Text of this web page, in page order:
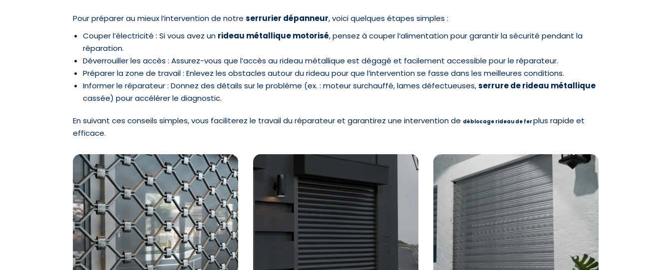
Pour préparer au mieux l’intervention de notre serrurier dépanneur, voici quelques étapes simples :
Couper l’électricité : Si vous avez un rideau métallique motorisé, pensez à couper l’alimentation pour garantir la sécurité pendant la
réparation.
Déverrouiller les accès : Assurez-vous que l’accès au rideau métallique est dégagé et facilement accessible pour le réparateur.
Préparer la zone de travail : Enlevez les obstacles autour du rideau pour que l’intervention se fasse dans les meilleures conditions.
Informer le réparateur : Donnez des détails sur le problème (ex. : moteur surchauffé, lames défectueuses,serrure de rideau métallique
cassée) pour accélérer le diagnostic.
En suivant ces conseils simples, vous faciliterez le travail du réparateur et garantirez une intervention de déblocage rideau de ferplus rapide et
efficace.